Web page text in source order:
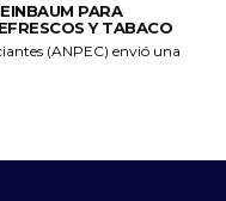
PARA
Y TABACO
(ANPEC) envió una